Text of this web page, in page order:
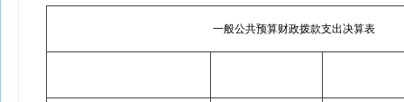
一般公共预算财政拨款支出决算表